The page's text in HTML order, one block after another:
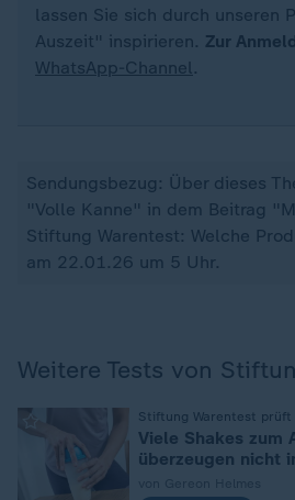
lassen Sie sich durch unseren
Auszeit" inspirieren. Zur
WhatsApp-Channel.
Sendungsbezug: Über dieses
"Volle Kanne" in dem Beitrag
Stiftung Warentest: Welche
am 22.01.26 um 5 Uhr.
Weitere Tests von
Stiftung Warentest prüft
Viele Shakes zum
überzeugen nicht